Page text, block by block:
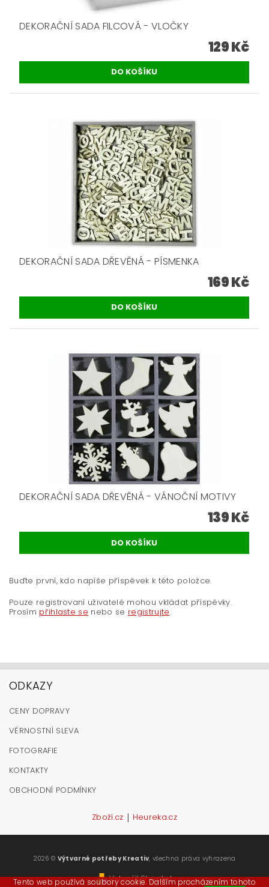
DEKORAČNÍ SADA FILCOVÁ - VLOČKY
129 Kč
DEKORAČNÍ SADA DŘEVĚNÁ - PÍSMENKA
169 Kč
DEKORAČNÍ SADA DŘEVĚNÁ - VÁNOČNÍ MOTIVY
139 Kč
Buďte první, kdo napíše příspěvek k této položce.
Pouze registrovaní uživatelé mohou vkládat příspěvky.
Prosím přihlaste se nebo se registrujte.
ODKAZY
CENY DOPRAVY
VĚRNOSTNÍ SLEVA
FOTOGRAFIE
KONTAKTY
OBCHODNÍ PODMÍNKY
Zboží.cz | Heureka.cz
2026 © Výtvarné potřeby Kreativ, všechna práva vyhrazena
Vytvořil Shoptet
Tento web používá soubory cookie. Dalším procházením tohoto